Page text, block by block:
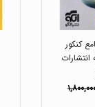
کنکور